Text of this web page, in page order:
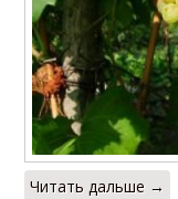
Читать дальше →